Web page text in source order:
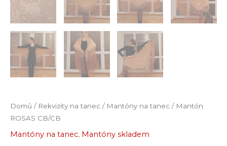
Domů / Rekvizity na tanec / Mantóny na tanec / Mantón
ROSAS CB/CB
Mantóny na tanec, Mantóny skladem